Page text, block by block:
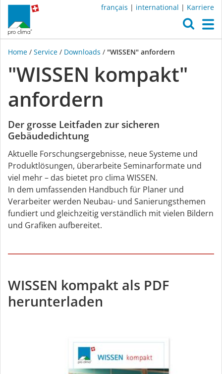
français | international | Karriere
Home / Service / Downloads / "WISSEN" anfordern
"WISSEN kompakt"
anfordern
Der grosse Leitfaden zur sicheren
Gebäudedichtung
Aktuelle Forschungsergebnisse, neue Systeme und
Produktlösungen, überarbeite Seminarformate und
viel mehr – das bietet pro clima WISSEN.
In dem umfassenden Handbuch für Planer und
Verarbeiter werden Neubau- und Sanierungsthemen
fundiert und gleichzeitig verständlich mit vielen Bildern
und Grafiken aufbereitet.
WISSEN kompakt als PDF
herunterladen